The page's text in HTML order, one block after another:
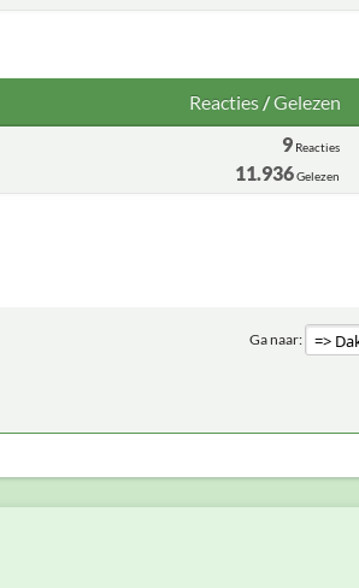
Reacties/Gelezen
9 Reacties
11.936Gelezen
Ga naar